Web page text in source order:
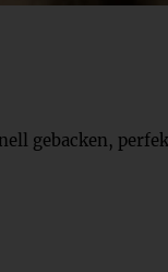
gebacken,